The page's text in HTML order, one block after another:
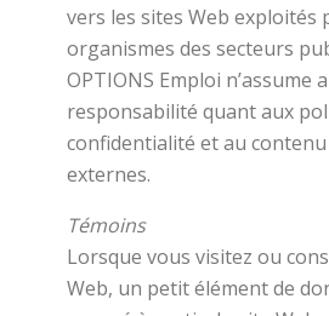
vers les sites Web exploités
organismes des secteurs
OPTIONS Emploi n’assume
responsabilité quant aux
confidentialité et au contenu
externes.
Témoins
Lorsque vous visitez ou
Web, un petit élément de